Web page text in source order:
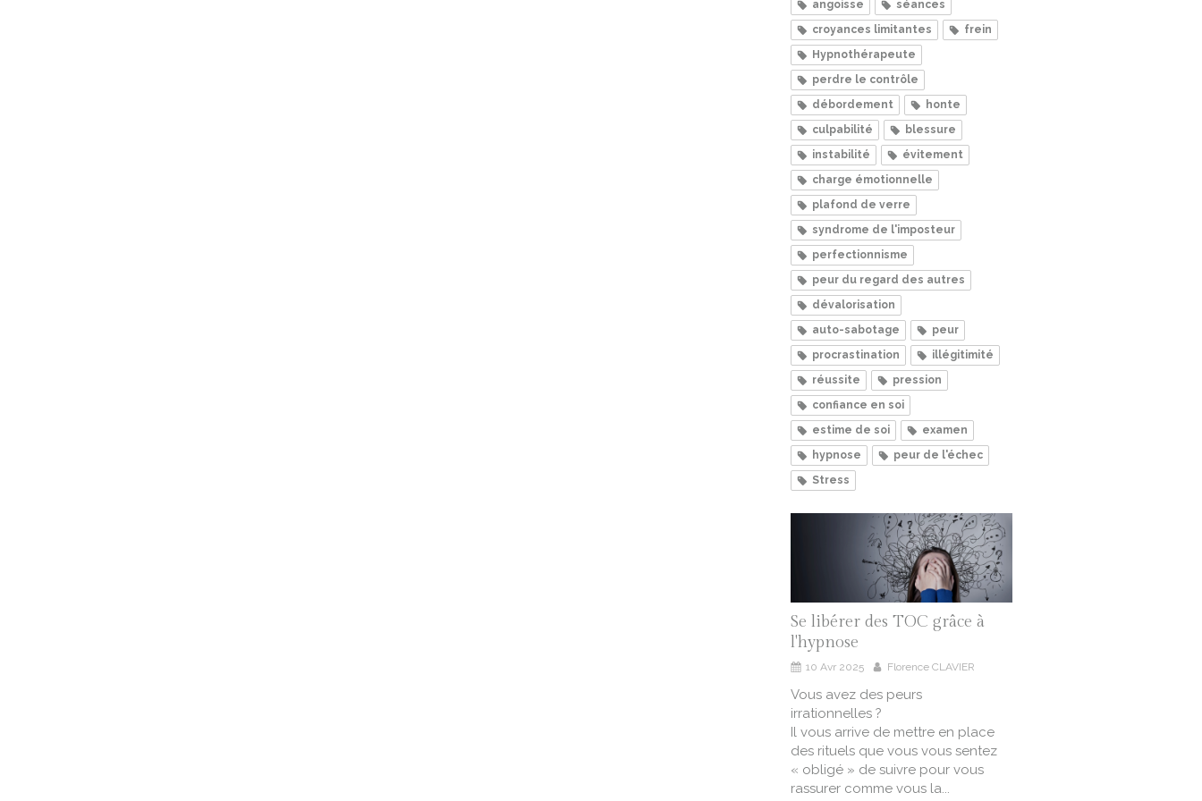
angoisse
séances
croyances limitantes
frein
Hypnothérapeute
perdre le contrôle
débordement
honte
culpabilité
blessure
instabilité
évitement
charge émotionnelle
plafond de verre
syndrome de l'imposteur
perfectionnisme
peur du regard des autres
dévalorisation
auto-sabotage
peur
procrastination
illégitimité
réussite
pression
confiance en soi
estime de soi
examen
hypnose
peur de l'échec
Stress
Se libérer des TOC grâce à
l'hypnose
10 Avr 2025 Florence CLAVIER
Vous avez des peurs
irrationnelles ?
Il vous arrive de mettre en place
des rituels que vous vous sentez
« obligé » de suivre pour vous
rassurer comme vous la...